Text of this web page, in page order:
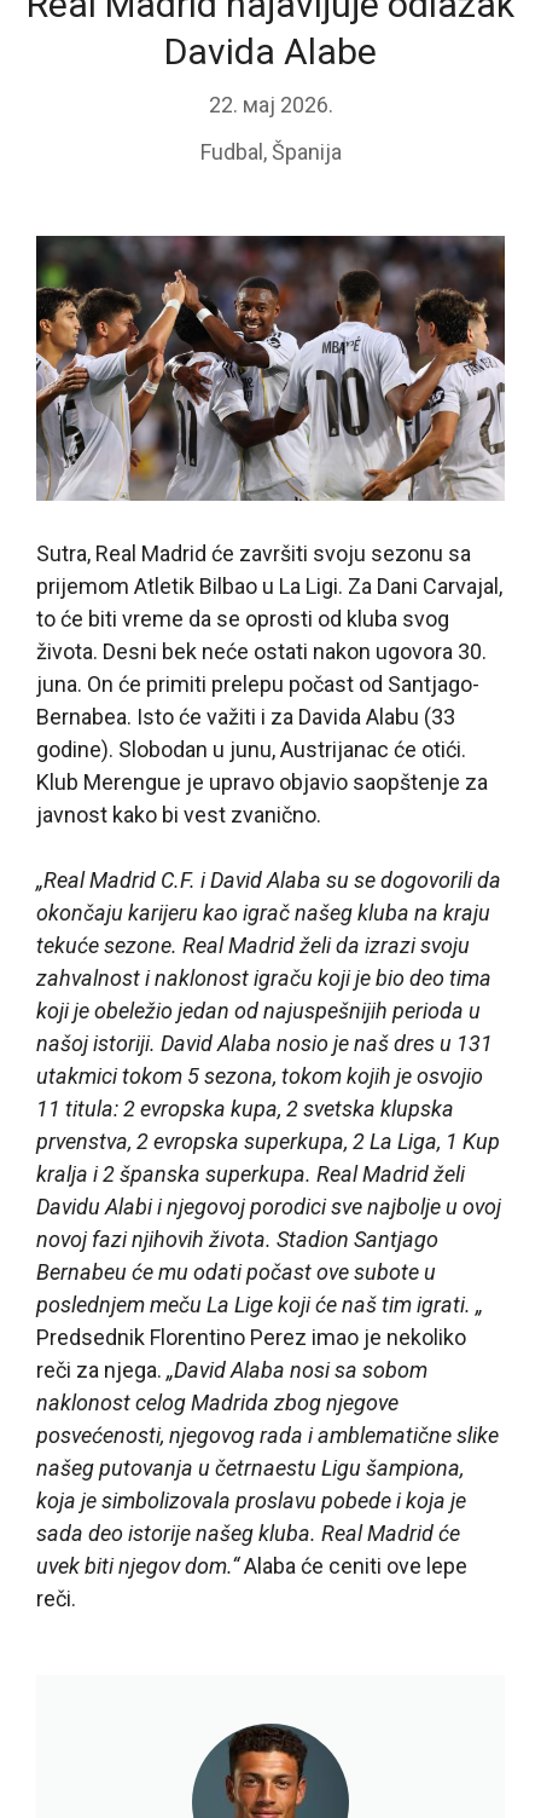
Davida Alabe
22. мај 2026.
Fudbal ,Španija
Sutra, Real Madrid će završiti svoju sezonu sa
prijemom Atletik Bilbao u La Ligi. Za Dani Carvajal,
to će biti vreme da se oprosti od kluba svog
života. Desni bek neće ostati nakon ugovora 30.
juna. On će primiti prelepu počast od Santjago-
Bernabea. Isto će važiti i za Davida Alabu (33
godine). Slobodan u junu, Austrijanac će otići.
Klub Merengue je upravo objavio saopštenje za
javnost kako bi vest zvanično.
„Real Madrid C.F. i David Alaba su se dogovorili da
okončaju karijeru kao igrač našeg kluba na kraju
tekuće sezone. Real Madrid želi da izrazi svoju
zahvalnost i naklonost igraču koji je bio deo tima
koji je obeležio jedan od najuspešnijih perioda u
našoj istoriji. David Alaba nosio je naš dres u 131
utakmici tokom 5 sezona, tokom kojih je osvojio
11 titula: 2 evropska kupa, 2 svetska klupska
prvenstva, 2 evropska superkupa, 2 La Liga, 1 Kup
kralja i 2 španska superkupa. Real Madrid želi
Davidu Alabi i njegovoj porodici sve najbolje u ovoj
novoj fazi njihovih života. Stadion Santjago
Bernabeu će mu odati počast ove subote u
poslednjem meču La Lige koji će naš tim igrati. „
Predsednik Florentino Perez imao je nekoliko
reči za njega. „David Alaba nosi sa sobom
naklonost celog Madrida zbog njegove
posvećenosti, njegovog rada i amblematične slike
našeg putovanja u četrnaestu Ligu šampiona,
koja je simbolizovala proslavu pobede i koja je
sada deo istorije našeg kluba. Real Madrid će
uvek biti njegov dom.“Alaba će ceniti ove lepe
reči.